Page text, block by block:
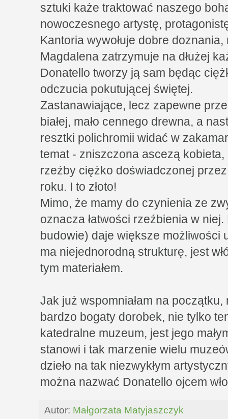
sztuki każe traktować naszego
nowoczesnego artystę,
Kantoria wywołuje dobre doznania,
Magdalena zatrzymuje na dłużej
Donatello tworzy ją sam będąc
odczucia pokutującej świętej.
Zastanawiające, lecz zapewne
białej, mało cennego drewna, a
resztki polichromii widać w
temat - zniszczona ascezą
rzeźby ciężko doświadczonej
roku. I to złoto!
Mimo, że mamy do czynienia ze
oznacza łatwości rzeźbienia w
budowie) daje większe możliwości
ma niejednorodną strukturę, jest
tym materiałem.
Jak już wspomniałam na
bardzo bogaty dorobek, nie tylko
katedralne muzeum, jest jego
stanowi i tak marzenie wielu
dzieło na tak niezwykłym
można nazwać Donatello ojcem
Autor: Małgorzata Matyjaszczyk